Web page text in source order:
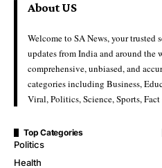
About US
Welcome to SA News, your trusted
updates from India and around the
comprehensive, unbiased, and
categories including Business,
Viral, Politics, Science, Sports,
Top Categories
Politics
Health